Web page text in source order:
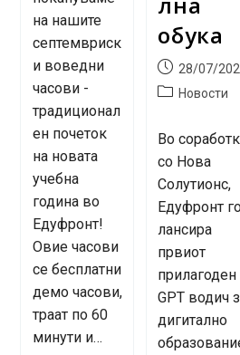
на нашите
септемвриск
и воведни
часови -
традиционал
ен почеток
на новата
учебна
година во
Едуфронт!
Овие часови
се бесплатни
демо часови,
траат по 60
минути и…
обука
Post
published:
28/07/
PostНовости
Во
со Нова
Солутионс,
Едуфронт
лансира
првиот
прилагоден
GPT водич
дигитално